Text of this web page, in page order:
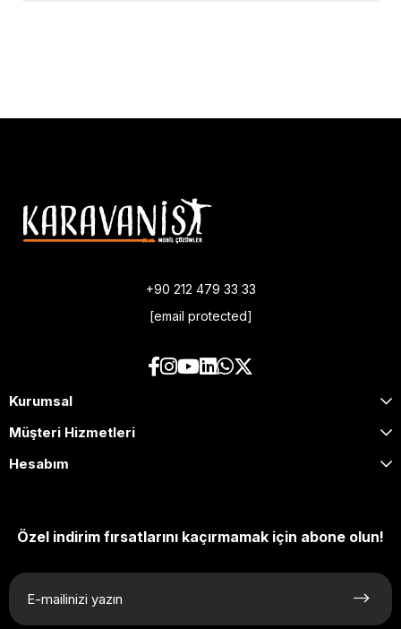
+90 212 479 33 33
[email protected]
Kurumsal
Müşteri Hizmetleri
Hesabım
Özel indirim fırsatlarını kaçırmamak için abone olun!